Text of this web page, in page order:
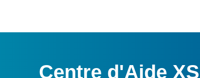
Centre d'Aide XS